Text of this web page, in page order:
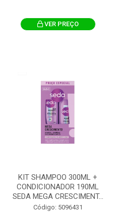
VER PREÇO
KIT SHAMPOO 300ML +
CONDICIONADOR 190ML
SEDA MEGA CRESCIMENT...
Código: 5096431